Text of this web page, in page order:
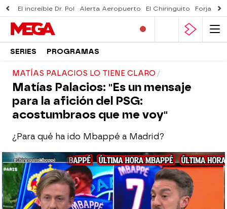
El increíble Dr. Pol Alerta Aeropuerto El Chiringuito Forjado
SERIES PROGRAMAS
MATÍAS PALACIOS LO TIENE CLARO
Matías Palacios: "Es un mensaje
para la afición del PSG:
acostumbraos que me voy"
¿Para qué ha ido Mbappé a Madrid?